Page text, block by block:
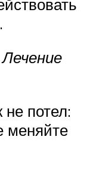
потел:
меняйте